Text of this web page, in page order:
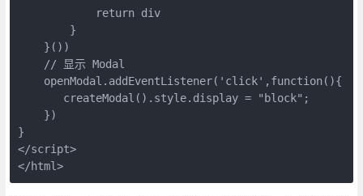
            return div
        }
    }())
    // 显示 Modal
    openModal.addEventListener('click',function(){
       createModal().style.display = "block";
    })
}
</script>
</html>